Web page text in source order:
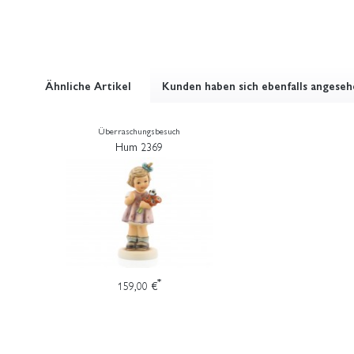
Ähnliche Artikel Kunden haben sich ebenfalls
Überraschungsbesuch
Hum 2369
159,00 €*